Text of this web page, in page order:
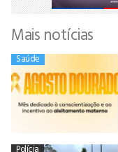
Mais notícias
Saúde
Polícia